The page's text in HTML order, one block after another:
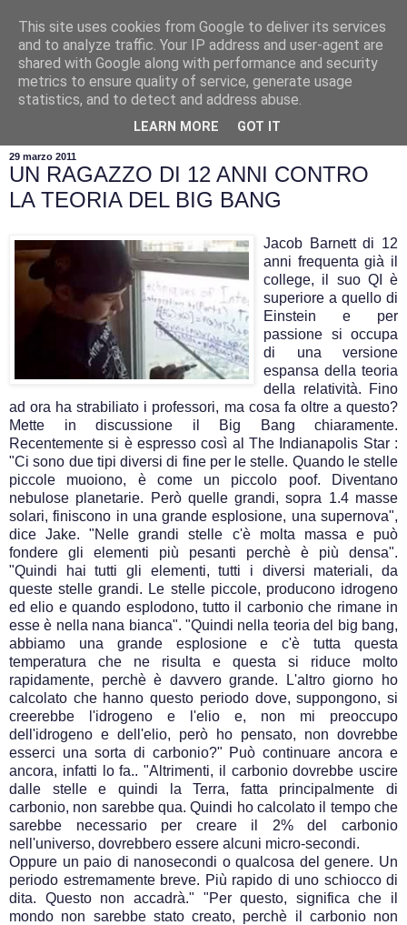
29 marzo 2011
UN RAGAZZO DI 12 ANNI CONTRO
LA TEORIA DEL BIG BANG
Jacob Barnett di 12
anni frequenta già il
college, il suo QI è
superiore a quello di
Einstein e per
passione si occupa
di una versione
espansa della teoria
della relatività. Fino
ad ora ha strabiliato i professori, ma cosa fa oltre a questo?
Mette in discussione il Big Bang chiaramente.
Recentemente si è espresso così al The Indianapolis Star :
"Ci sono due tipi diversi di fine per le stelle. Quando le stelle
piccole muoiono, è come un piccolo poof. Diventano
nebulose planetarie. Però quelle grandi, sopra 1.4 masse
solari, finiscono in una grande esplosione, una supernova",
dice Jake. "Nelle grandi stelle c'è molta massa e può
fondere gli elementi più pesanti perchè è più densa".
"Quindi hai tutti gli elementi, tutti i diversi materiali, da
queste stelle grandi. Le stelle piccole, producono idrogeno
ed elio e quando esplodono, tutto il carbonio che rimane in
esse è nella nana bianca". "Quindi nella teoria del big bang,
abbiamo una grande esplosione e c'è tutta questa
temperatura che ne risulta e questa si riduce molto
rapidamente, perchè è davvero grande. L'altro giorno ho
calcolato che hanno questo periodo dove, suppongono, si
creerebbe l'idrogeno e l'elio e, non mi preoccupo
dell'idrogeno e dell'elio, però ho pensato, non dovrebbe
esserci una sorta di carbonio?" Può continuare ancora e
ancora, infatti lo fa.. "Altrimenti, il carbonio dovrebbe uscire
dalle stelle e quindi la Terra, fatta principalmente di
carbonio, non sarebbe qua. Quindi ho calcolato il tempo che
sarebbe necessario per creare il 2% del carbonio
nell'universo, dovrebbero essere alcuni micro-secondi.
Oppure un paio di nanosecondi o qualcosa del genere. Un
periodo estremamente breve. Più rapido di uno schiocco di
dita. Questo non accadrà." "Per questo, significa che il
mondo non sarebbe stato creato, perchè il carbonio non
This site uses cookies from Google to deliver its services
and to analyze traffic. Your IP address and user-agent are
shared with Google along with performance and security
metrics to ensure quality of service, generate usage
statistics, and to detect and address abuse.
LEARN MORE GOT IT